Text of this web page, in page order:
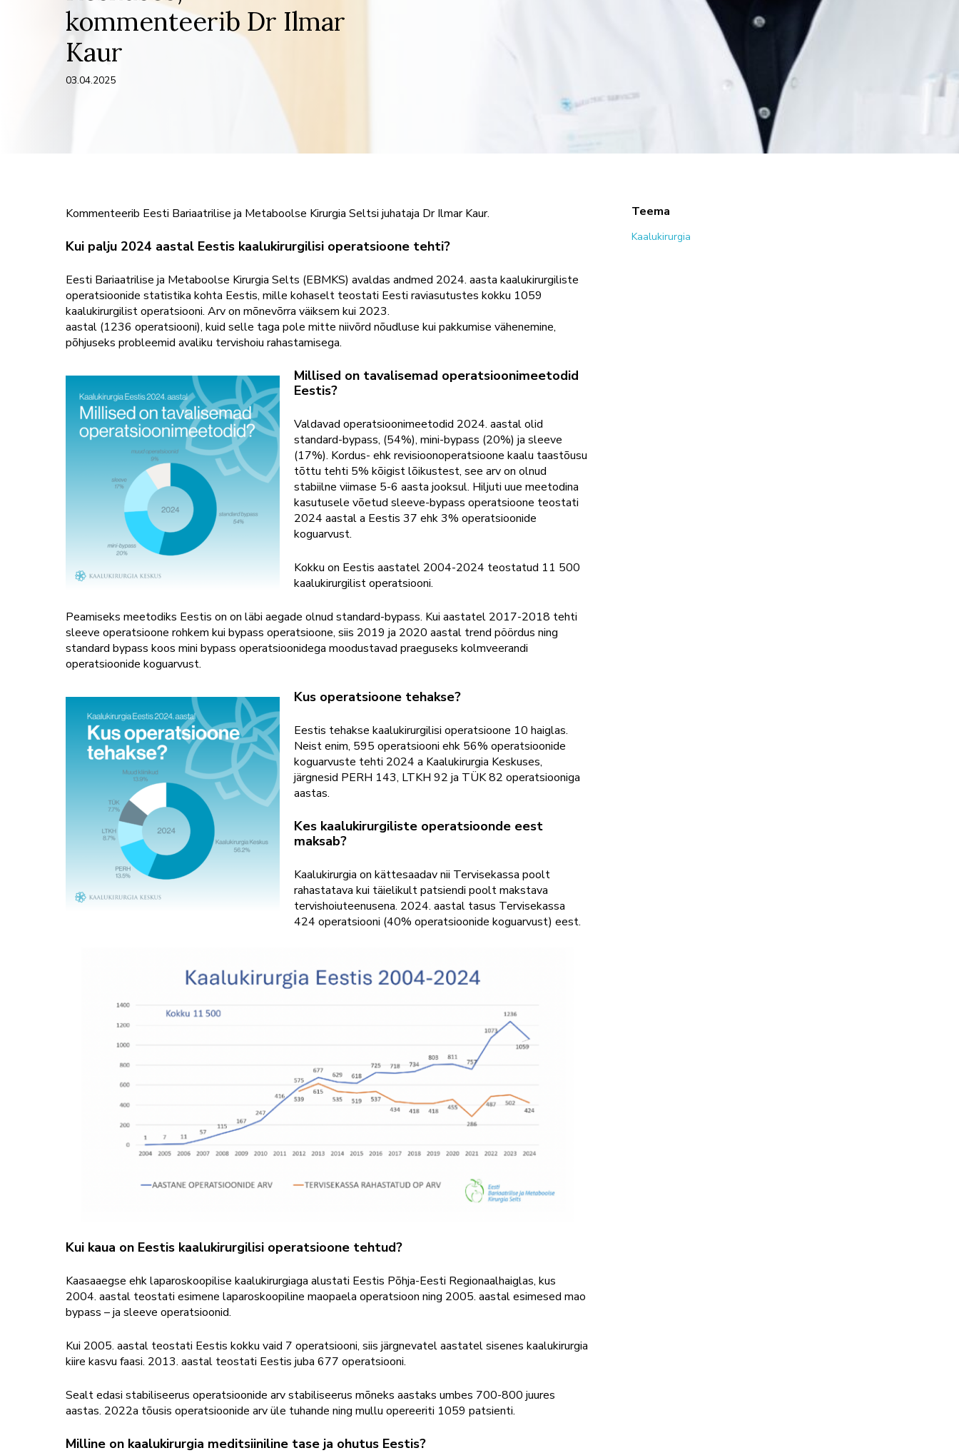
kommenteerib Dr Ilmar
Kaur
03.04.2025
Kommenteerib Eesti Bariaatrilise ja Metaboolse Kirurgia Seltsi juhataja Dr Ilmar Kaur.
Kui palju 2024 aastal Eestis kaalukirurgilisi operatsioone tehti?
Eesti Bariaatrilise ja Metaboolse Kirurgia Selts (EBMKS) avaldas andmed 2024. aasta kaalukirurgiliste
operatsioonide statistika kohta Eestis, mille kohaselt teostati Eesti raviasutustes kokku 1059
kaalukirurgilist operatsiooni. Arv on mõnevõrra väiksem kui 2023.
aastal (1236 operatsiooni), kuid selle taga pole mitte niivõrd nõudluse kui pakkumise vähenemine,
põhjuseks probleemid avaliku tervishoiu rahastamisega.
Millised on tavalisemad operatsioonimeetodid
Eestis?
Valdavad operatsioonimeetodid 2024. aastal olid
standard-bypass, (54%), mini-bypass (20%) ja sleeve
(17%). Kordus- ehk revisioonoperatsioone kaalu taastõusu
tõttu tehti 5% kõigist lõikustest, see arv on olnud
stabiilne viimase 5-6 aasta jooksul. Hiljuti uue meetodina
kasutusele võetud sleeve-bypass operatsioone teostati
2024 aastal a Eestis 37 ehk 3% operatsioonide
koguarvust.
Kokku on Eestis aastatel 2004-2024 teostatud 11 500
kaalukirurgilist operatsiooni.
Peamiseks meetodiks Eestis on on läbi aegade olnud standard-bypass. Kui aastatel 2017-2018 tehti
sleeve operatsioone rohkem kui bypass operatsioone, siis 2019 ja 2020 aastal trend pöördus ning
standard bypass koos mini bypass operatsioonidega moodustavad praeguseks kolmveerandi
operatsioonide koguarvust.
Kus operatsioone tehakse?
Eestis tehakse kaalukirurgilisi operatsioone 10 haiglas.
Neist enim, 595 operatsiooni ehk 56% operatsioonide
koguarvuste tehti 2024 a Kaalukirurgia Keskuses,
järgnesid PERH 143, LTKH 92 ja TÜK 82 operatsiooniga
aastas.
Kes kaalukirurgiliste operatsioonde eest
maksab?
Kaalukirurgia on kättesaadav nii Tervisekassa poolt
rahastatava kui täielikult patsiendi poolt makstava
tervishoiuteenusena. 2024. aastal tasus Tervisekassa
424 operatsiooni (40% operatsioonide koguarvust) eest.
Kui kaua on Eestis kaalukirurgilisi operatsioone tehtud?
Kaasaaegse ehk laparoskoopilise kaalukirurgiaga alustati Eestis Põhja-Eesti Regionaalhaiglas, kus
2004. aastal teostati esimene laparoskoopiline maopaela operatsioon ning 2005. aastal esimesed mao
bypass – ja sleeve operatsioonid.
Kui 2005. aastal teostati Eestis kokku vaid 7 operatsiooni, siis järgnevatel aastatel sisenes kaalukirurgia
kiire kasvu faasi. 2013. aastal teostati Eestis juba 677 operatsiooni.
Sealt edasi stabiliseerus operatsioonide arv stabiliseerus mõneks aastaks umbes 700-800 juures
aastas. 2022a tõusis operatsioonide arv üle tuhande ning mullu opereeriti 1059 patsienti.
Milline on kaalukirurgia meditsiiniline tase ja ohutus Eestis?
Teema
Kaalukirurgia